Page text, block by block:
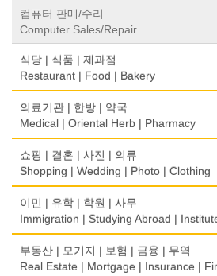
컴퓨터 판매/수리
Computer Sales/Repair
식당 | 식품 | 제과점
Restaurant | Food | Bakery
농장
Farm
떡집/방앗간
Rice Cake
Fish Market
Restaurant
의료기관 | 한방 | 약국
Medical | Oriental Herb | Pharmacy
의사-검안의
Optometrist
보청기
Hearing Aid
Bidet
쇼핑 | 결혼 | 사진 | 의류
Shopping | Wedding | Photo | Clothing
한복집
Korean Costume
유리/거울/액자
Glass/Mirror/Frame
이민 | 유학 | 학원 | 사무
Immigration | Studying Abroad |
이민/유학
Immigration/Studying Abroad
부동산 | 모기지 | 보험 | 금융 | 무역
Real Estate | Mortgage | Insurance |